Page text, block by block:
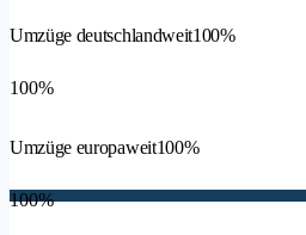
Umzüge deutschlandweit100%
100%
Umzüge europaweit100%
100%